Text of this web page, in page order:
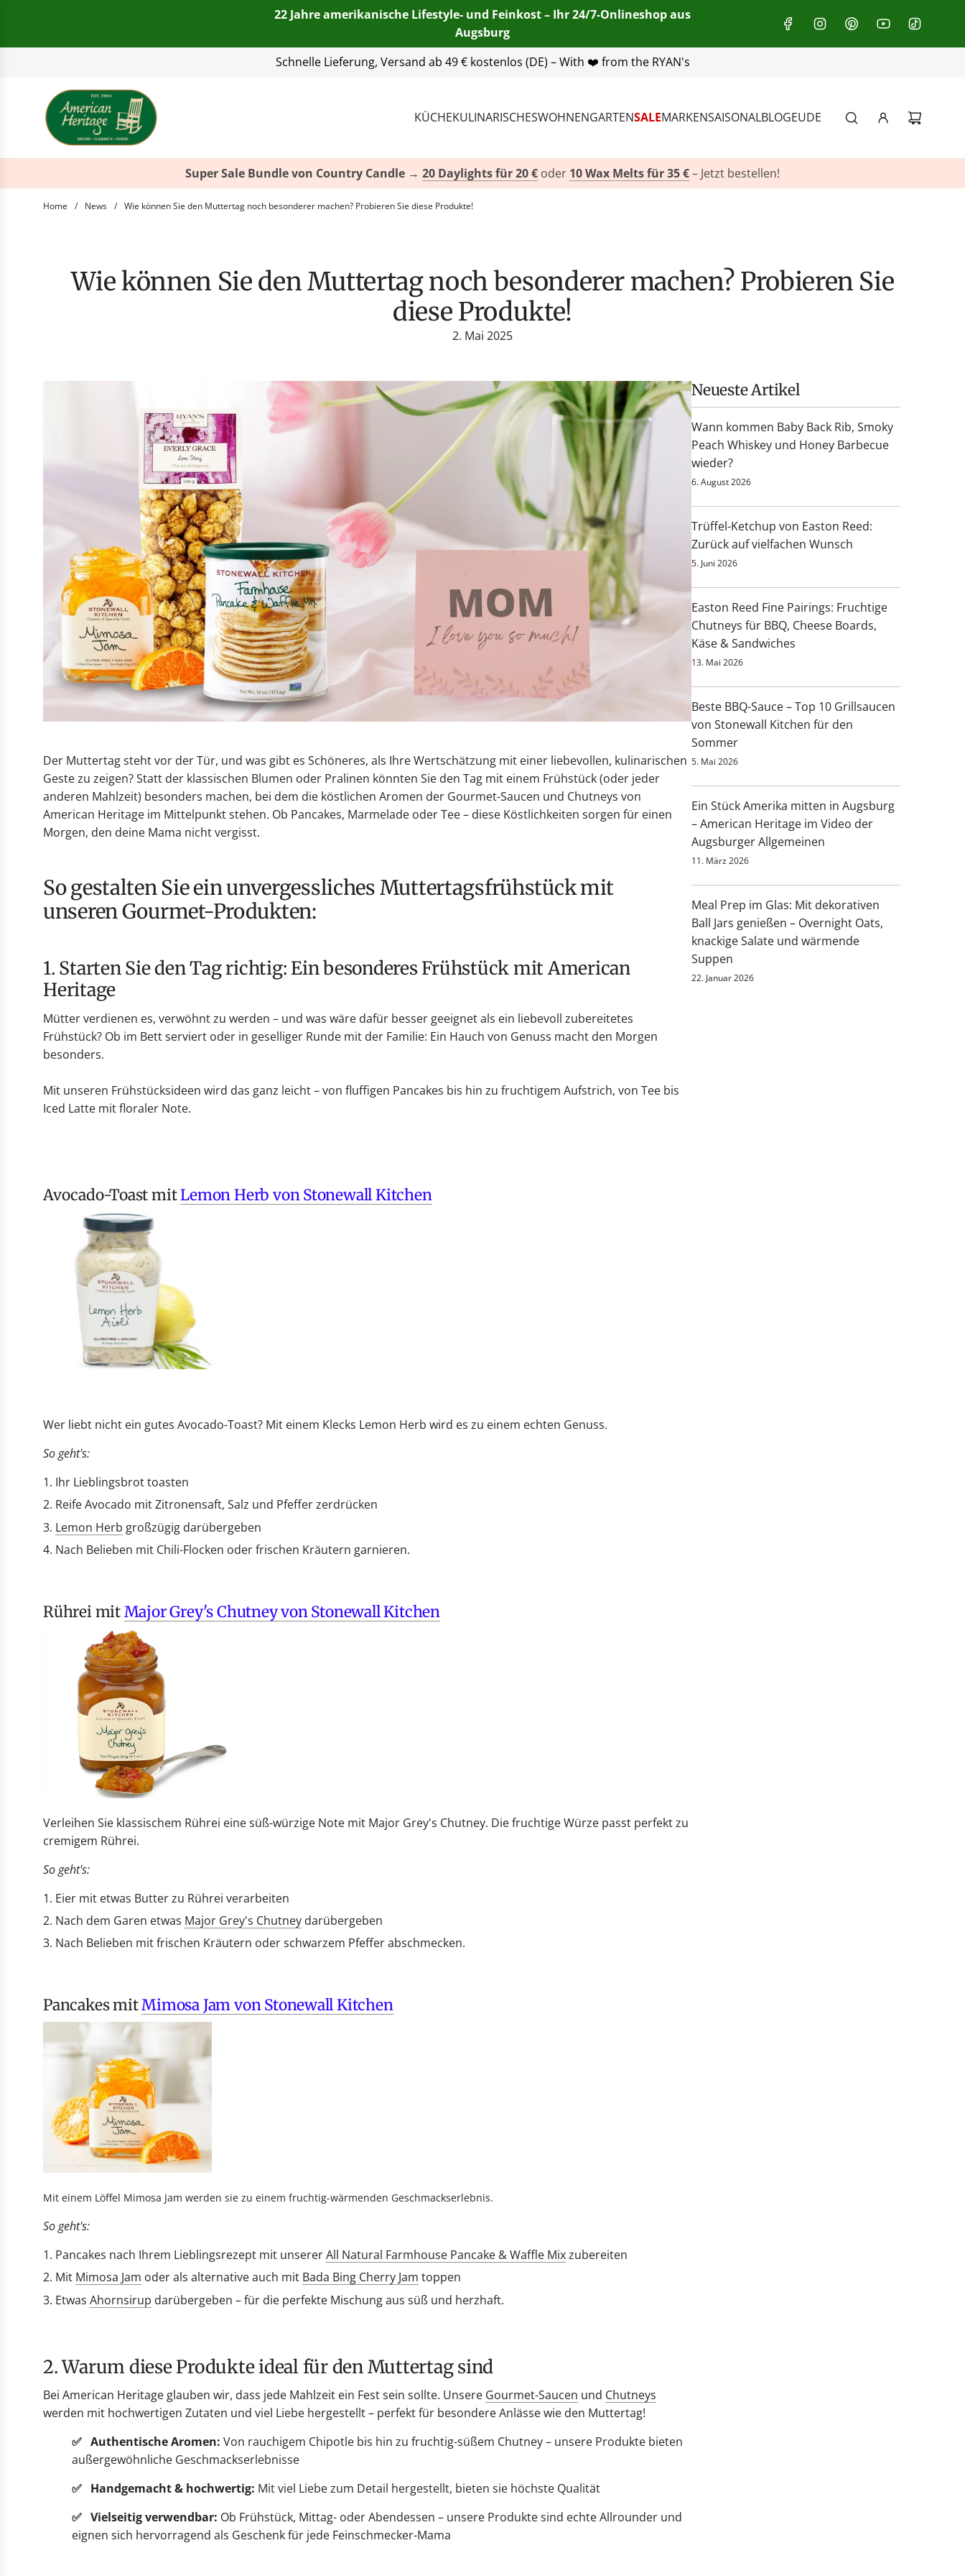
22 Jahre amerikanische Lifestyle- und Feinkost – Ihr 24/7-Onlineshop aus
Augsburg
Schnelle Lieferung, Versand ab 49 € kostenlos (DE) – With ❤️ from the RYAN's
+49(0)821 455 254 00| E-Mail:info@american-heritage.de| WhatsApp:+49(0)151 116 719 10
KÜCHEKULINARISCHESWOHNENGARTENSALEMARKENSAISONALBLOGEUDE
Super Sale Bundle von Country Candle → 20 Daylights für 20 € oder 10 Wax Melts für 35 €– Jetzt bestellen!
Home / News / Wie können Sie den Muttertag noch besonderer machen? Probieren Sie diese Produkte!
Wie können Sie den Muttertag noch besonderer machen? Probieren Sie
diese Produkte!
2. Mai 2025
Der Muttertag steht vor der Tür, und was gibt es Schöneres, als Ihre Wertschätzung mit einer liebevollen, kulinarischen
Geste zu zeigen? Statt der klassischen Blumen oder Pralinen könnten Sie den Tag mit einem Frühstück (oder jeder
anderen Mahlzeit) besonders machen, bei dem die köstlichen Aromen der Gourmet-Saucen und Chutneys von
American Heritage im Mittelpunkt stehen. Ob Pancakes, Marmelade oder Tee – diese Köstlichkeiten sorgen für einen
Morgen, den deine Mama nicht vergisst.
So gestalten Sie ein unvergessliches Muttertagsfrühstück mit
unseren Gourmet-Produkten:
1. Starten Sie den Tag richtig: Ein besonderes Frühstück mit American
Heritage
Mütter verdienen es, verwöhnt zu werden – und was wäre dafür besser geeignet als ein liebevoll zubereitetes
Frühstück? Ob im Bett serviert oder in geselliger Runde mit der Familie: Ein Hauch von Genuss macht den Morgen
besonders.
Mit unseren Frühstücksideen wird das ganz leicht – von fluffigen Pancakes bis hin zu fruchtigem Aufstrich, von Tee bis
Iced Latte mit floraler Note.
Avocado-Toast mitLemon Herb von Stonewall Kitchen
Wer liebt nicht ein gutes Avocado-Toast? Mit einem Klecks Lemon Herb wird es zu einem echten Genuss.
So geht's:
Ihr Lieblingsbrot toasten
Reife Avocado mit Zitronensaft, Salz und Pfeffer zerdrücken
Lemon Herb großzügig darübergeben
Nach Belieben mit Chili-Flocken oder frischen Kräutern garnieren.
Rührei mitMajor Grey's Chutney von Stonewall Kitchen
Verleihen Sie klassischem Rührei eine süß-würzige Note mit Major Grey's Chutney. Die fruchtige Würze passt perfekt zu
cremigem Rührei.
So geht's:
Eier mit etwas Butter zu Rührei verarbeiten
Nach dem Garen etwas Major Grey's Chutney darübergeben
Nach Belieben mit frischen Kräutern oder schwarzem Pfeffer abschmecken.
Pancakes mitMimosa Jamvon Stonewall Kitchen
Mit einem Löffel Mimosa Jam werden sie zu einem fruchtig-wärmenden Geschmackserlebnis.
So geht's:
Pancakes nach Ihrem Lieblingsrezept mit unsererAll Natural Farmhouse Pancake & Waffle Mixzubereiten
Mit Mimosa Jam oder als alternative auch mit Bada Bing Cherry Jam toppen
Etwas Ahornsirup darübergeben – für die perfekte Mischung aus süß und herzhaft.
2. Warum diese Produkte ideal für den Muttertag sind
Bei American Heritage glauben wir, dass jede Mahlzeit ein Fest sein sollte. Unsere Gourmet-Saucen und Chutneys
werden mit hochwertigen Zutaten und viel Liebe hergestellt – perfekt für besondere Anlässe wie den Muttertag!
✅ Authentische Aromen: Von rauchigem Chipotle bis hin zu fruchtig-süßem Chutney – unsere Produkte bieten
außergewöhnliche Geschmackserlebnisse
✅ Handgemacht & hochwertig: Mit viel Liebe zum Detail hergestellt, bieten sie höchste Qualität
✅ Vielseitig verwendbar: Ob Frühstück, Mittag- oder Abendessen – unsere Produkte sind echte Allrounder und
eignen sich hervorragend als Geschenk für jede Feinschmecker-Mama
Neueste Artikel
Wann kommen Baby Back Rib, Smoky
Peach Whiskey und Honey Barbecue
wieder?
6. August 2026
Trüffel-Ketchup von Easton Reed:
Zurück auf vielfachen Wunsch
5. Juni 2026
Easton Reed Fine Pairings: Fruchtige
Chutneys für BBQ, Cheese Boards,
Käse & Sandwiches
13. Mai 2026
Beste BBQ-Sauce – Top 10 Grillsaucen
von Stonewall Kitchen für den
Sommer
5. Mai 2026
Ein Stück Amerika mitten in Augsburg
– American Heritage im Video der
Augsburger Allgemeinen
11. März 2026
Meal Prep im Glas: Mit dekorativen
Ball Jars genießen – Overnight Oats,
knackige Salate und wärmende
Suppen
22. Januar 2026